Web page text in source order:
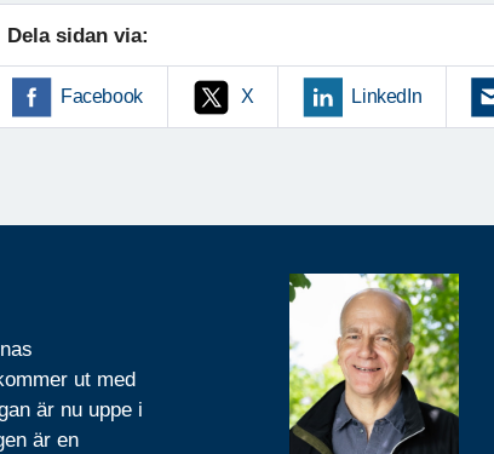
Dela sidan via:
Facebook X LinkedIn
ut med
är nu uppe i
är en